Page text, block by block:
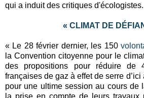
qui a induit des critiques d'écologistes.
« CLIMAT DE
« Le 28 février dernier, les 150
la Convention citoyenne pour le
des propositions pour réduire de
françaises de gaz à effet de serre
pour une ultime session au cours de
la prise en compte de leurs travaux